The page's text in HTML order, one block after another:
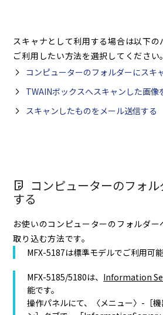
スキャナとして利用する場合は以下の
ご利用したい方法を選択してください。
コンピューターのフォルダーにスキ
TWAINボックスへスキャンした画像
スキャンしたものをメール送信する
コンピューターのフォ
する
お使いのコンピューターのフォルダ
取り込む方法です。
MFX-5187は標準モデルでご利用可能
MFX-5185/5180は、 Information
能です。
操作パネルにて、〈メニュー〉-［